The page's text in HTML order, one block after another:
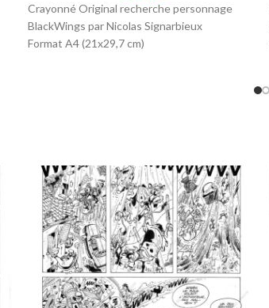
Crayonné Original recherche personnage
BlackWings par Nicolas Signarbieux
Format A4 (21x29,7 cm)